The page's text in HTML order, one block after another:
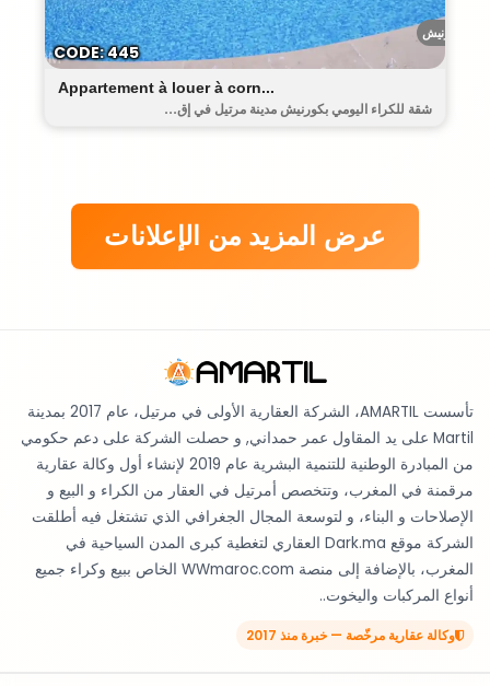
الكورنيش
Appartement à louer à corn...
شقة للكراء اليومي بكورنيش مدينة مرتيل في إق...
CODE: 445
عرض المزيد من الإعلانات
تأسست AMARTIL، الشركة العقارية الأولى في مرتيل، عام 2017 بمدينة
Martil على يد المقاول عمر حمداني, و حصلت الشركة على دعم حكومي
من المبادرة الوطنية للتنمية البشرية عام 2019 لإنشاء أول وكالة عقارية
مرقمنة في المغرب، وتتخصص أمرتيل في العقار من الكراء و البيع و
الإصلاحات و البناء، و لتوسعة المجال الجغرافي الذي تشتغل فيه أطلقت
الشركة موقع Dark.ma العقاري لتغطية كبرى المدن السياحية في
المغرب، بالإضافة إلى منصة WWmaroc.com الخاص ببيع وكراء جميع
أنواع المركبات واليخوت..
وكالة عقارية مرخّصة — خبرة منذ 2017